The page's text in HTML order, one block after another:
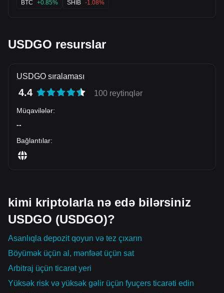
stability with steady 5M+ volume. Perfect foundation building
BTC +0.85% SHIB -1.08%
USDGO resurslar
USDGO sıralaması
4.4 100 reytinqlər
Müqavilələr:
--
Bağlantılar:
kimi kriptolarla nə edə bilərsiniz
USDGO (USDGO)?
Asanlıqla depozit qoyun və tez çıxarın
Böyümək üçün al, mənfəət üçün sat
Arbitraj üçün ticarət yeri
Yüksək risk və yüksək gəlir üçün fyuçers ticarəti edin